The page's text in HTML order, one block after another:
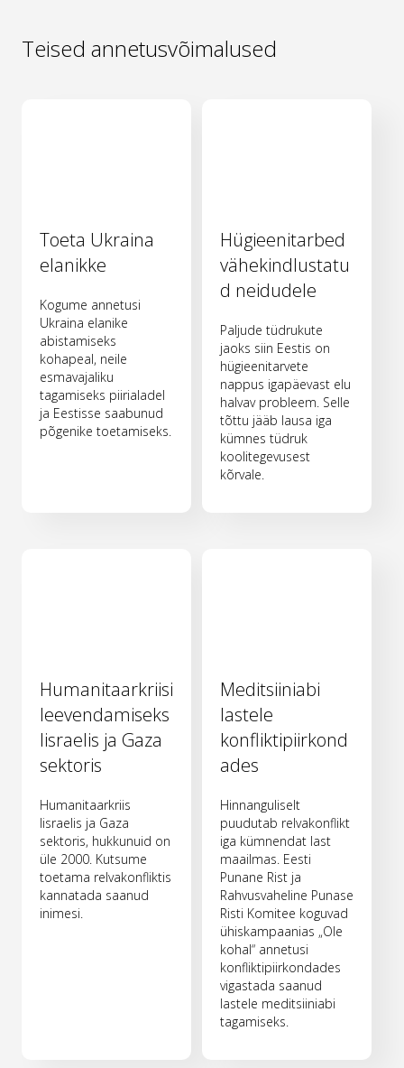
Teised annetusvõimalused
Toeta Ukraina
elanikke
Kogume annetusi
Ukraina elanike
abistamiseks
kohapeal, neile
esmavajaliku
tagamiseks piirialadel
ja Eestisse saabunud
põgenike toetamiseks.
Hügieenitarbed
vähekindlustatu
d neidudele
Paljude tüdrukute
jaoks siin Eestis on
hügieenitarvete
nappus igapäevast elu
halvav probleem. Selle
tõttu jääb lausa iga
kümnes tüdruk
koolitegevusest
kõrvale.
Humanitaarkriisi
leevendamiseks
Iisraelis ja Gaza
sektoris
Humanitaarkriis
Iisraelis ja Gaza
sektoris, hukkunuid on
üle 2000. Kutsume
toetama relvakonfliktis
kannatada saanud
inimesi.
Meditsiiniabi
lastele
konfliktipiirkond
ades
Hinnanguliselt
puudutab relvakonflikt
iga kümnendat last
maailmas. Eesti
Punane Rist ja
Rahvusvaheline Punase
Risti Komitee koguvad
ühiskampaanias „Ole
kohal“ annetusi
konfliktipiirkondades
vigastada saanud
lastele meditsiiniabi
tagamiseks.